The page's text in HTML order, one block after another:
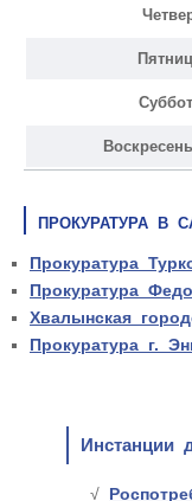
ПРОКУРАТУРА В
Прокуратура
Прокуратура
Хвалынская
Прокуратура г.
Инстанции